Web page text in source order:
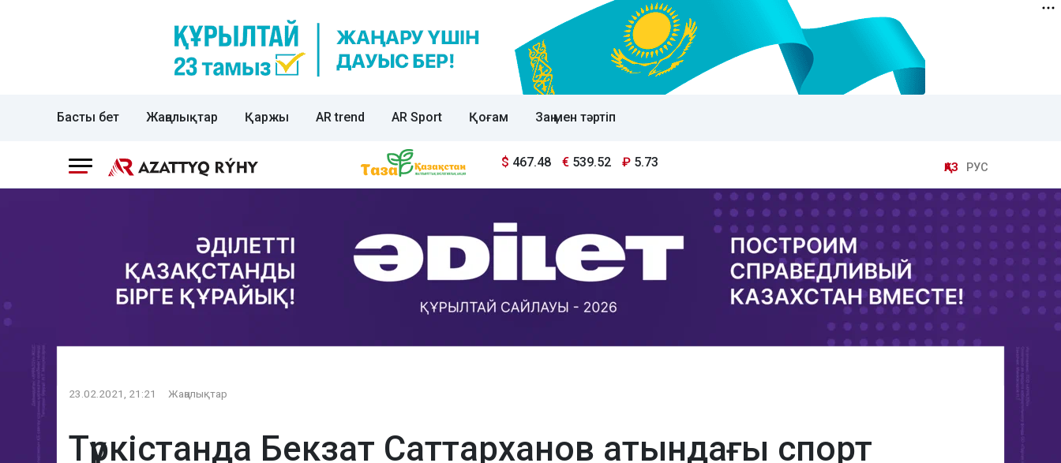
Басты бет Жаңалықтар Қаржы AR trend AR Sport Қоғам Заң мен тәртіп
$ 467.48 € 539.52 ₽ 5.73 ҚАЗ РУС
23.02.2021, 21:21 Жаңалықтар
Түркістанда Бекзат Саттарханов атындағы спорт